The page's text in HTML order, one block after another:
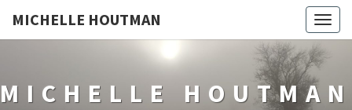
MICHELLE HOUTMAN
MICHELLE HOUTMAN